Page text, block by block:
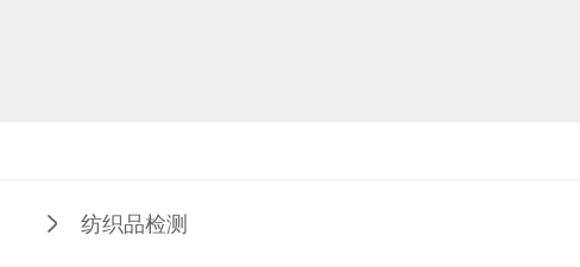
纺织品检测